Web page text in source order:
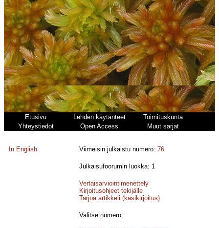
Etusivu Lehden käytänteet
Toimituskunta
Yhteystiedot
Open Access Muut sarjat
In English Viimeisin julkaistu numero:76
Julkaisufoorumin luokka: 1
Vertaisarviointimenettely
Kirjoitusohjeet tekijälle
Tarjoa artikkeli (käsikirjoitus)
Valitse numero: